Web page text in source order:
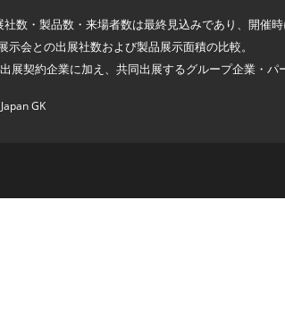
数・製品数・来場者数は最終見込みであり、開催時
示会との出展社数および製品展示面積の比較。
展契約企業に加え、共同出展するグループ企業・パ
GK